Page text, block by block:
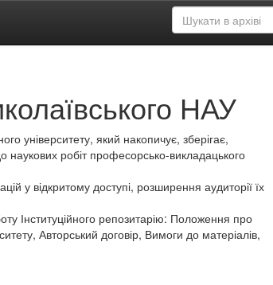
НАУ
університету, який накопичує, зберігає,
наукових робіт професорсько-викладацького
у відкритому доступі, розширення аудиторії їх
Інституційного репозитарію: Положення про
Авторський договір, Вимоги до матеріалів,